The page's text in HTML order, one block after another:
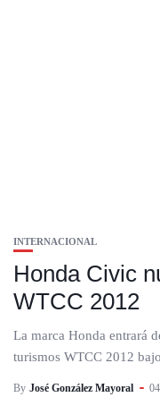
INTERNACIONAL
Honda Civic
WTCC 2012
La marca Honda entrará
turismos WTCC 2012
By José González Mayoral